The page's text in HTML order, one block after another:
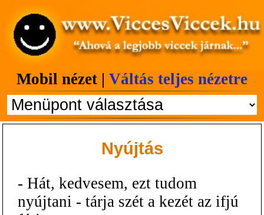
Mobil nézet | Váltás teljes nézetre
Nyújtás
- Hát, kedvesem, ezt tudom
nyújtani - tárja szét a kezét az ifjú